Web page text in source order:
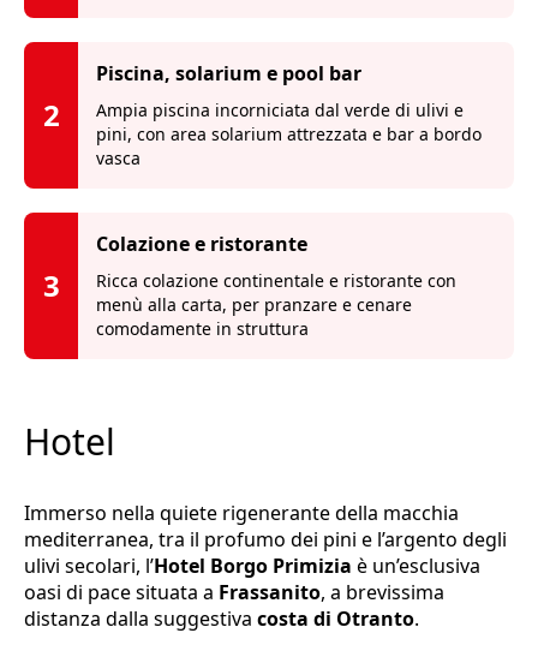
2
Piscina, solarium e pool bar
Ampia piscina incorniciata dal verde di ulivi e
pini, con area solarium attrezzata e bar a bordo
vasca
3
Colazione e ristorante
Ricca colazione continentale e ristorante con
menù alla carta, per pranzare e cenare
comodamente in struttura
Hotel
Immerso nella quiete rigenerante della macchia
mediterranea, tra il profumo dei pini e l’argento degli
ulivi secolari, l’Hotel Borgo Primizia è un’esclusiva
oasi di pace situata a Frassanito, a brevissima
distanza dalla suggestiva costa di Otranto.